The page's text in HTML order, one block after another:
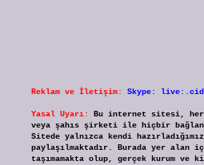
Reklam ve İletişim: Skype:
Yasal Uyarı:
Bu internet sitesi,
veya şahıs şirketi ile hiçbir
Sitede yalnızca kendi
paylaşılmaktadır. Burada yer
taşımamakta olup, gerçek kurum ve